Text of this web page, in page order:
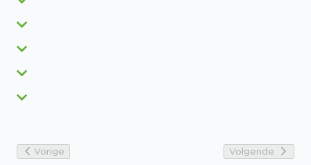
Vorige Volgende